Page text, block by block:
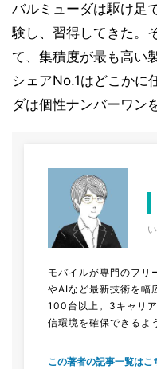
バルミューダは駆け足
験し、習得してきた。
て、集積度が最も高い
シェアNo.1はどこかに
ダは個性ナンバーワン
モバイルが専門のフリ
やAIなど最新技術を幅
100台以上。3キャリ
信環境を確保できるよ
この著者の記事一覧はこ